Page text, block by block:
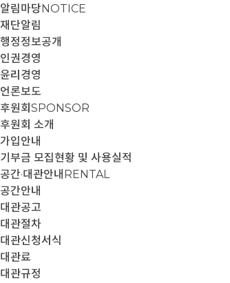
알림마당NOTICE
재단알림
행정정보공개
인권경영
윤리경영
언론보도
후원회 SPONSOR
후원회 소개
가입안내
기부금 모집현황 및 사용실적
공간·대관안내 RENTAL
공간안내
대관공고
대관절차
대관신청서식
대관료
대관규정